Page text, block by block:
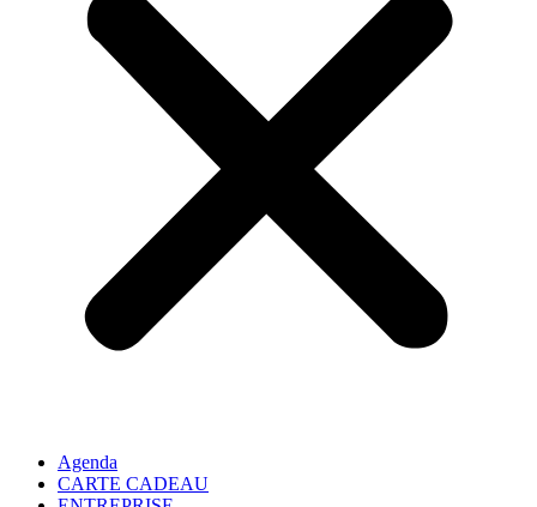
Agenda
CARTE CADEAU